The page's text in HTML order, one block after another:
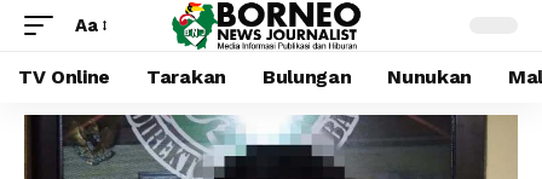
Aa
TV Online Tarakan Bulungan Nunukan